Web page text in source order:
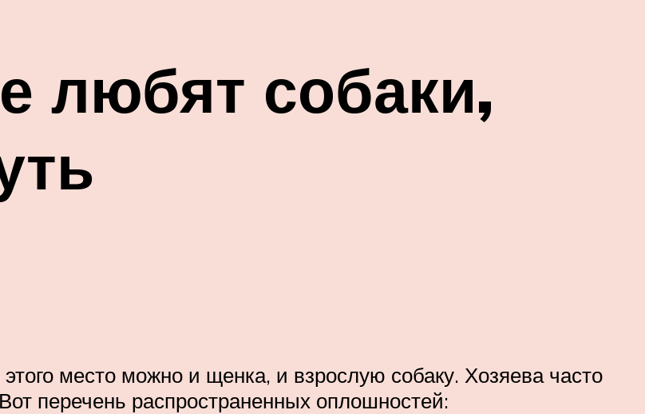
любят собаки,
место можно и щенка, и взрослую собаку. Хозяева часто
перечень распространенных оплошностей: